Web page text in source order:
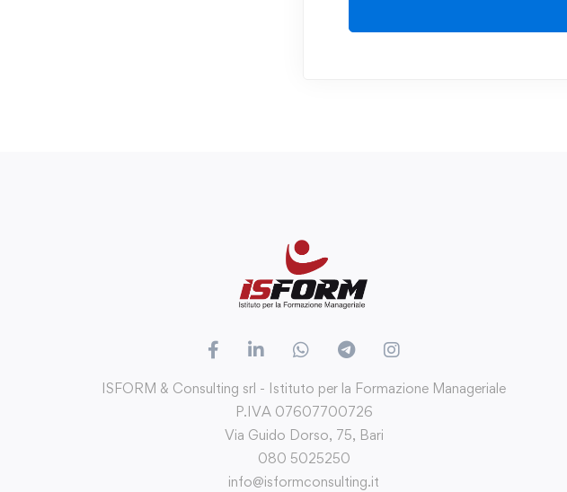
ISFORM & Consulting srl - Istituto per la Formazione Manageriale
P.IVA 07607700726
Via Guido Dorso, 75, Bari
080 5025250
info@isformconsulting.it